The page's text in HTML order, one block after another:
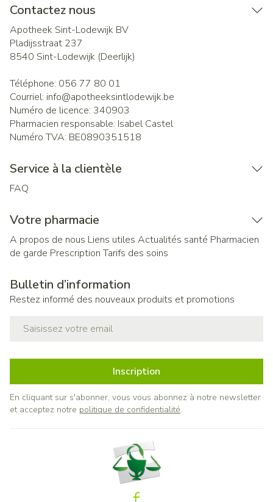
Contactez nous
Apotheek Sint-Lodewijk BV
Pladijsstraat 237
8540 Sint-Lodewijk (Deerlijk)
Téléphone: 056 77 80 01
Courriel: info@apotheeksintlodewijk.be
Numéro de licence: 340903
Pharmacien responsable: Isabel Castel
Numéro TVA: BE0890351518
Service à la clientèle
FAQ
Votre pharmacie
A propos de nous Liens utiles Actualités santé Pharmacien
de garde Prescription Tarifs des soins
Bulletin d’information
Restez informé des nouveaux produits et promotions
Inscription
En cliquant sur s'abonner, vous vous abonnez à notre newsletter
et acceptez notre politique de confidentialité.